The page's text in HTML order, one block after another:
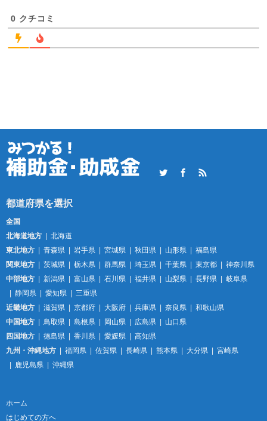
0 クチコミ
TwitterFacebookRSS
全国
北海道地方
北海道
東北地方
青森県 岩手県 宮城県 秋田県 山形県
福島県
関東地方
茨城県 栃木県 群馬県 埼玉県 千葉県 東京都
神奈川県
中部地方
新潟県 富山県 石川県 福井県 山梨県 長野県
岐阜県
静岡県
愛知県
三重県
近畿地方
滋賀県 京都府 大阪府 兵庫県 奈良県
和歌山県
中国地方
鳥取県 島根県 岡山県 広島県
山口県
四国地方
徳島県 香川県 愛媛県
高知県
九州・沖縄地方
福岡県 佐賀県 長崎県 熊本県 大分県
宮崎県
鹿児島県
沖縄県
ホーム
はじめての方へ